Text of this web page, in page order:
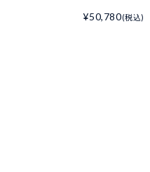
¥50,780(税込)